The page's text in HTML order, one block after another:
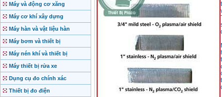
Máy và động cơ xăng
Máy cơ khí xây dựng
Máy hàn và vật liệu hàn
Máy bơm và thiết bị
Máy nén khí và thiết bị
Máy thiết bị rửa xe
Dụng cụ đo chính xác
Thiết bị đo điện